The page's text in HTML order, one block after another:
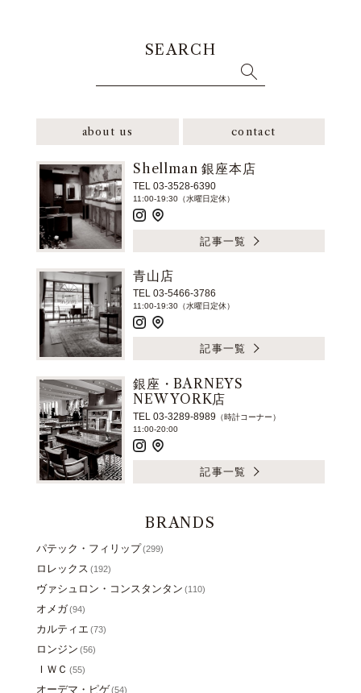
SEARCH
about us contact
Shellman 銀座本店
TEL 03-3528-6390
11:00-19:30（水曜日定休）
記事一覧
青山店
TEL 03-5466-3786
11:00-19:30（水曜日定休）
記事一覧
銀座・BARNEYS
NEW YORK店
TEL 03-3289-8989 （時計コーナー）
11:00-20:00
記事一覧
BRANDS
パテック・フィリップ(299)
ロレックス (192)
ヴァシュロン・コンスタンタン (110)
オメガ(94)
カルティエ (73)
ロンジン (56)
ＩＷＣ (55)
オーデマ・ピゲ(54)